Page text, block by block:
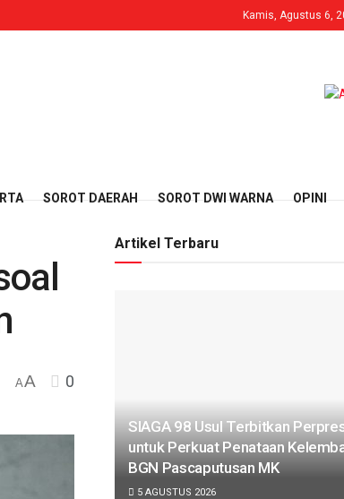
Kamis, Agustus 6,
SOROT DAERAH SOROT DWI WARNA OPINI
AA 0
Artikel Terbaru
SIAGA 98 Usul Terbitkan
untuk Perkuat Penataan
BGN Pascaputusan MK
5 AGUSTUS 2026